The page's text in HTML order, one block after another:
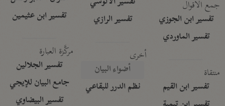
جمع الأقوال
تفسير ابن الجوزي
تفسير الماوردي
منتقاة
تفسير ابن القيم
تفسير الرازي
أخرى
أضواء البيان
نظم الدرر للبقاعي
تفسير ابن عثيمين
مركَّزة العبارة
تفسير الجلالين
جامع البيان للإيجي
تفسير البيضاوي